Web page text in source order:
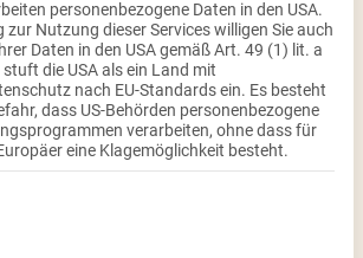
halb & halb
und formbar ganz nach Ihrem
personenbezogene Daten in den USA.
zur Nutzung dieser Services willigen Sie auch
Daten in den USA gemäß Art. 49 (1) lit. a
stuft die USA als ein Land mit
nach EU-Standards ein. Es besteht
dass US-Behörden personenbezogene
verarbeiten, ohne dass für
eine Klagemöglichkeit besteht.
Service-Gruppen, für die eine